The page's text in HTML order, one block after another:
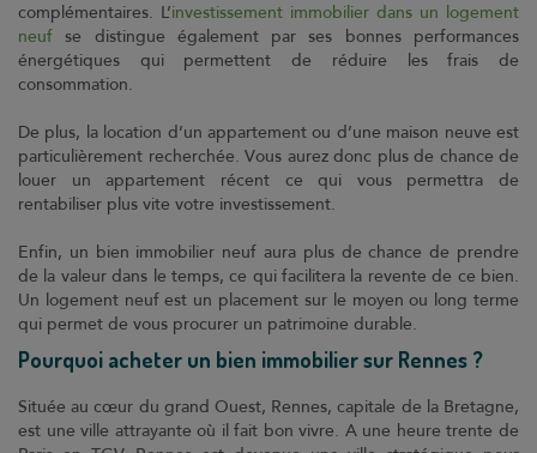
complémentaires. L’investissement immobilier dans un logement
neuf se distingue également par ses bonnes performances
énergétiques qui permettent de réduire les frais de
consommation.
De plus, la location d’un appartement ou d’une maison neuve est
particulièrement recherchée. Vous aurez donc plus de chance de
louer un appartement récent ce qui vous permettra de
rentabiliser plus vite votre investissement.
Enfin, un bien immobilier neuf aura plus de chance de prendre
de la valeur dans le temps, ce qui facilitera la revente de ce bien.
Un logement neuf est un placement sur le moyen ou long terme
qui permet de vous procurer un patrimoine durable.
Pourquoi acheter un bien immobilier sur Rennes ?
Située au cœur du grand Ouest, Rennes, capitale de la Bretagne,
est une ville attrayante où il fait bon vivre. A une heure trente de
Suivez-nous sur
Suivez-nous sur